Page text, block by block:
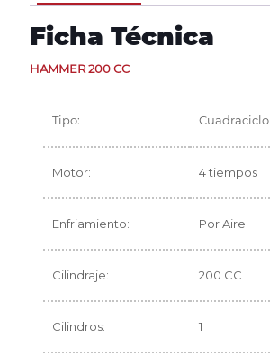
Ficha Técnica
HAMMER 200 CC
Tipo: Cuadraciclo
Motor: 4 tiempos
Enfriamiento: Por Aire
Cilindraje: 200 CC
Cilindros: 1